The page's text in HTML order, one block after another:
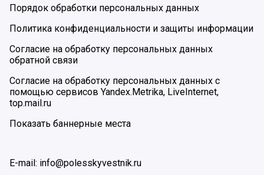
Порядок обработки персональных данных
Политика конфиденциальности и защиты информации
Согласие на обработку персональных данных
обратной связи
Согласие на обработку персональных данных с
помощью сервисов Yandex.Metrika, LiveInternet,
top.mail.ru
Показать баннерные места
E-mail: info@polesskyvestnik.ru